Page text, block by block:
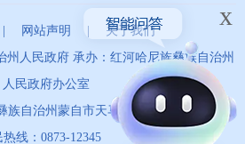
网站声明
关于我们
州人民政府 承办：红河哈尼族彝族自治州
人民政府办公室
族自治州蒙自市天马路67号 政务服务便
热线：0873-12345
x